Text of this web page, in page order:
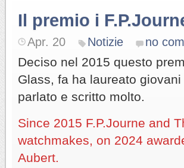
Il premio i
Apr. 20 Notizie no
Deciso nel 2015 questo
Glass, fa ha laureato
parlato e scritto molto.
Since 2015 F.P.Journe and
watchmakes, on 2024
Aubert.